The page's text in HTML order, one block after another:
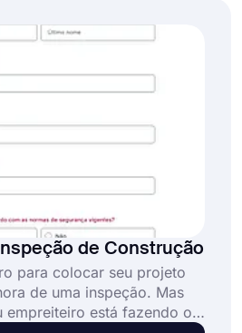
de Construção
para colocar seu projeto
de uma inspeção. Mas
empreiteiro está fazendo o